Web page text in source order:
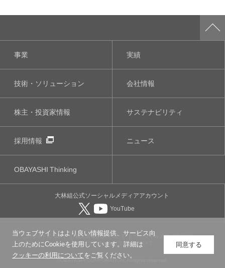
当ウェブサイトはより良い情報提供、サービス向
上のためにCookieを使用しています。詳細は
クッキーの利用についてをご覧ください。
同意する
事業 実績
技術・ソリューション 会社情報
株主・投資家情報 サステナビリティ
採用情報 ニュース
OBAYASHIThinking
大林組公式ソーシャルメディアアカウント
YouTube
このサイトについて 個人情報保護について
ソーシャルメディアポリシー
ウェブアクセシビリティについて
©OBAYASHI CORPORATION, All rights reserved.